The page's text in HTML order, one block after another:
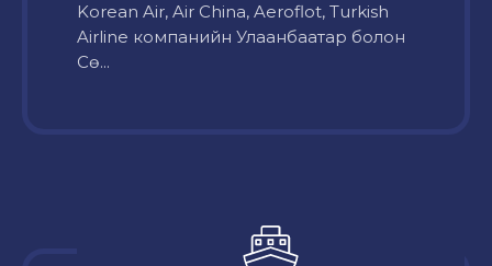
Korean Air, Air China, Aeroflot, Turkish
Airline компанийн Улаанбаатар болон
Сө...